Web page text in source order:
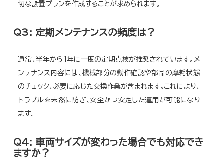
切な設置プランを作成することが求められます。
Q3: 定期メンテナンスの頻度は？
通常、半年から1年に一度の定期点検が推奨されています。メ
ンテナンス内容には、機械部分の動作確認や部品の摩耗状態
のチェック、必要に応じた交換作業が含まれます。これにより、
トラブルを未然に防ぎ、安全かつ安定した運用が可能になり
ます。
Q4: 車両サイズが変わった場合でも対応でき
ますか？